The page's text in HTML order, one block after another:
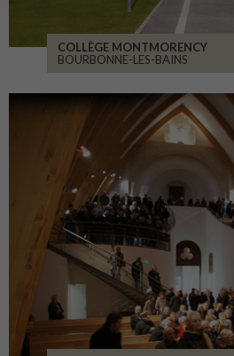
COLLÈGE MONTMORENCY
BOURBONNE-LES-BAINS